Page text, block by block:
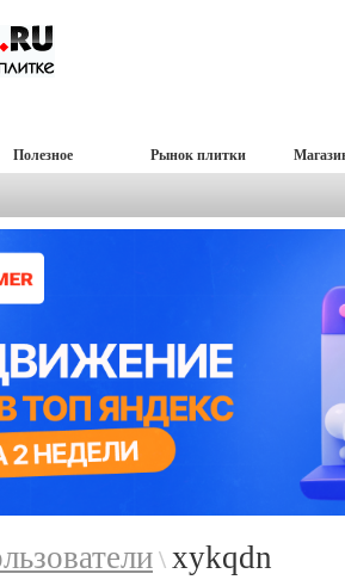
Полезное Рынок плитки
\ xykqdn